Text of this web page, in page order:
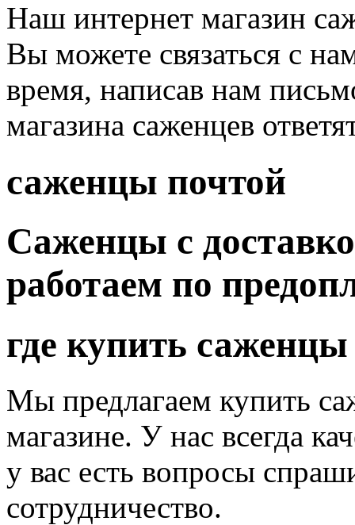
Наш интернет магазин
Вы можете связаться с
время, написав нам
магазина саженцев
саженцы почтой
Саженцы с
работаем по
где купить саженцы
Мы предлагаем купить
магазине. У нас всегда
у вас есть вопросы
сотрудничество.